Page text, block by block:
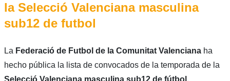
la Selecció Valenciana masculina
sub12 de futbol
La Federació de Futbol de la Comunitat Valencianaha
hecho pública la lista de convocados de la temporada de la